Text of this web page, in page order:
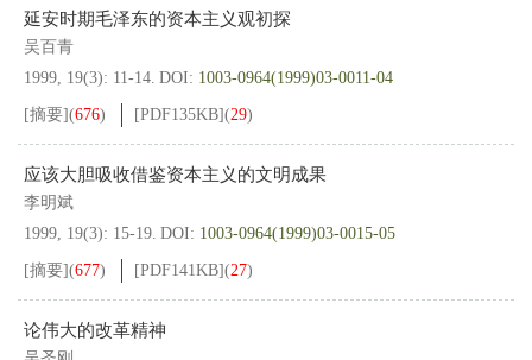
延安时期毛泽东的资本主义观初探
吴百青
1999, 19(3): 11-14. DOI: 1003-0964(1999)03-0011-04
[摘要](676) [PDF135KB](29)
应该大胆吸收借鉴资本主义的文明成果
李明斌
1999, 19(3): 15-19. DOI: 1003-0964(1999)03-0015-05
[摘要](677) [PDF141KB](27)
论伟大的改革精神